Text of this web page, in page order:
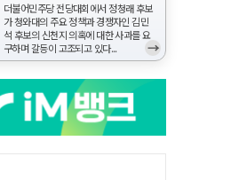
더불어민주당 전당대회에서 정청래 후보
가 청와대의 주요 정책과 경쟁자인 김민
석 후보의 신천지 의혹에 대한 사과를 요
구하며 갈등이 고조되고 있다...
→